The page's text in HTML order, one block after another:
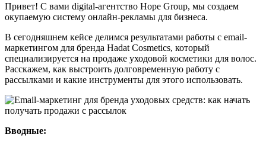
Привет! С вами digital-агентство Hope Group, мы создаем
окупаемую систему онлайн-рекламы для бизнеса.
В сегодняшнем кейсе делимся результатами работы с email-
маркетингом для бренда Hadat Cosmetics, который
специализируется на продаже уходовой косметики для волос.
Расскажем, как выстроить долговременную работу с
рассылками и какие инструменты для этого использовать.
Вводные: